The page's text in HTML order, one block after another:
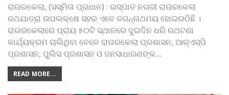
ରାଉରକେଲା, (ସସ୍ମିତା ପ୍ରଧାନ) : ଇସ୍ପାତ ନଗରୀ ରାଉରକେଲା
ରଥଯାତ୍ରା ଉପଲକ୍ଷେ ସହର ଏବେ ଜଗନ୍ନାଥମୟ ହୋଇଉଠିଛି ।
ରାଉରକେଲାରେ ପ୍ରାୟ ୫୦ଟି ସ୍ଥାନରେ ଦୁଇଦିନ ଧରି ରଥଟଣା
କାର୍ଯ୍ୟକ୍ରମ ଚାଲିଥିବା ବେଳେ ରାଉରକେଲା ପ୍ରଶାସନ, ଆର୍‌ଏସ୍‌ପି
ପ୍ରଶାସନ, ପୁଲିସ ପ୍ରଶାସନ ଓ ଜନସାଧାରଣଙ୍କ…
READ MORE...